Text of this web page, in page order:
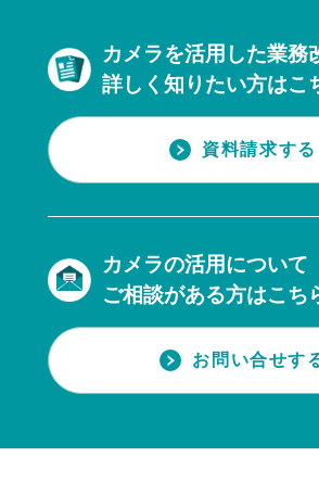
カメラを活用した業務
詳しく知りたい方はこ
資料請求する
カメラの活用について
ご相談がある方はこち
お問い合せす